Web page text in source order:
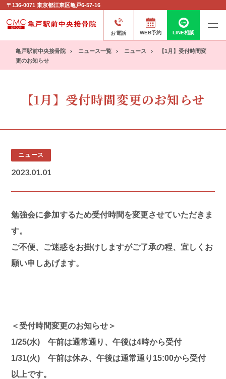
〒136-0071 東京都江東区亀戸6-57-16
お電話 WEB予約 LINE相談
亀戸駅前中央接骨院 ニュース一覧 ニュース
【1月】受付時間変
更のお知らせ
【1月】受付時間変更のお知らせ
2023.01.01
ニュース
勉強会に参加するため受付時間を変更させていただきま
す。
ご不便、ご迷惑をお掛けしますがご了承の程、宜しくお
願い申しあげます。
＜受付時間変更のお知らせ＞
1/25(水) 午前は通常通り、午後は4時から受付
1/31(火) 午前は休み、午後は通常通り15:00から受付
以上です。